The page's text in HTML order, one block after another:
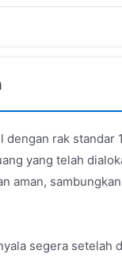
dengan rak
yang telah
aman,
segera setelah